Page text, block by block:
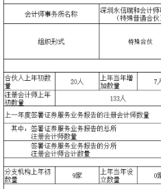
市宝安区沙井街道办事处所辖社区10个股
、大冲实业股份有限公司清产核资审计
会